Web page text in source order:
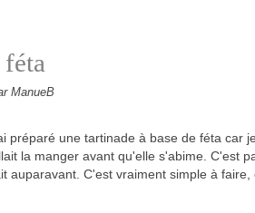
ManueB
préparé une tartinade à base de féta car
la manger avant qu'elle s'abime. C'est
auparavant. C'est vraiment simple à